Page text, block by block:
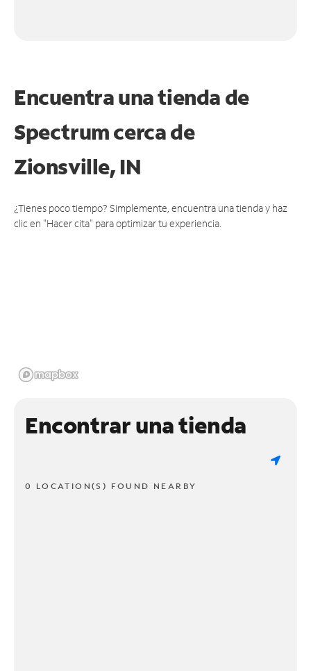
Encuentra una tienda de
Spectrumcerca de
Zionsville, IN
¿Tienes poco tiempo? Simplemente, encuentra una tienda y haz
clic en "Hacer cita" para optimizar tu experiencia.
Encontrar una tienda
0 LOCATION(S) FOUND NEARBY